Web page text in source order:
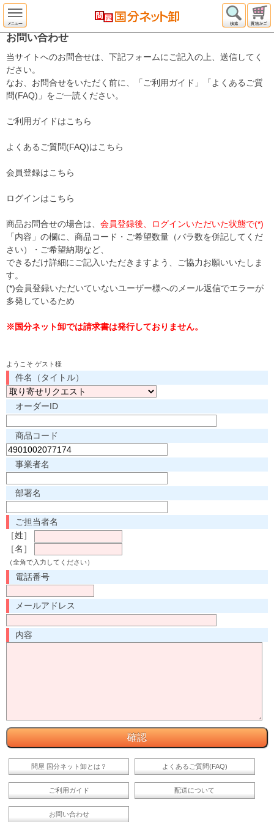
お問い合わせ
当サイトへのお問合せは、下記フォームにご記入の上、送信してく
ださい。
なお、お問合せをいただく前に、「ご利用ガイド」「よくあるご質
問(FAQ)」をご一読ください。
ご利用ガイドはこちら
よくあるご質問(FAQ)はこちら
会員登録はこちら
ログインはこちら
商品お問合せの場合は、 会員登録後、ログインいただいた状態で(*)
「内容」の欄に、商品コード・ご希望数量（バラ数を併記してくだ
さい）・ご希望納期など、
できるだけ詳細にご記入いただきますよう、ご協力お願いいたしま
す。
(*)会員登録いただいていないユーザー様へのメール返信でエラーが
多発しているため
※国分ネット卸では請求書は発行しておりません。
ようこそ ゲスト様
件名（タイトル）
オーダーID
商品コード
事業者名
部署名
ご担当者名
［姓］
［名］
（全角で入力してください）
電話番号
メールアドレス
内容
問屋 国分ネット卸とは？ よくあるご質問(FAQ)
ご利用ガイド 配送について
お問い合わせ